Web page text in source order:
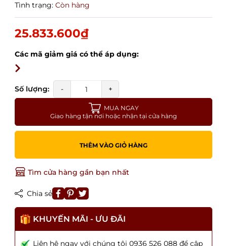
Tình trạng: Còn hàng
25.833.600₫
Các mã giảm giá có thể áp dụng:
Số lượng: - +
MUA NGAY
Giao hàng tận nơi hoặc nhận tại cửa hàng
THÊM VÀO GIỎ HÀNG
Tìm cửa hàng gần bạn nhất
Chia sẻ
KHUYẾN MÃI - ƯU ĐÃI
Liên hệ ngay với chúng tôi 0936 526 088 để cập